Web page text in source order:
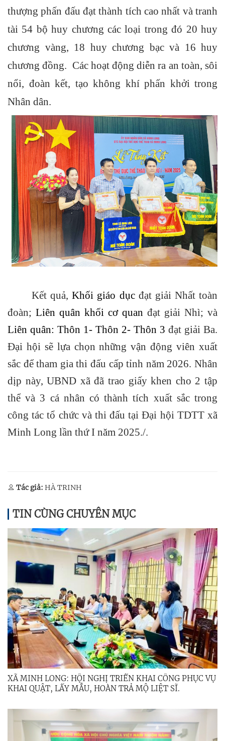
thượng phấn đấu đạt thành tích cao nhất và tranh
tài 54 bộ huy chương các loại trong đó 20 huy
chương vàng, 18 huy chương bạc và 16 huy
chương đồng. Các hoạt động diễn ra an toàn, sôi
nổi, đoàn kết, tạo không khí phấn khởi trong
Nhân dân.
Kết quả,Khối giáo dụcđạt giải Nhất toàn
đoàn; Liên quân khối cơ quan đạt giải Nhì; và
Liên quân: Thôn 1- Thôn 2- Thôn 3 đạt giải Ba.
Đại hội sẽ lựa chọn những vận động viên xuất
sắc để tham gia thi đấu cấp tỉnh năm 2026. Nhân
dịp này, UBND xã đã trao giấy khen cho 2 tập
thể và 3 cá nhân có thành tích xuất sắc trong
công tác tổ chức và thi đấu tại Đại hội TDTT xã
Minh Long lần thứ I năm 2025./.
Tác giả: HÀ TRINH
TIN CÙNG CHUYÊN MỤC
XÃ MINH LONG: HỘI NGHỊ TRIỂN KHAI CÔNG PHỤC VỤ
KHAI QUẬT, LẤY MẪU, HOÀN TRẢ MỘ LIỆT SĨ.